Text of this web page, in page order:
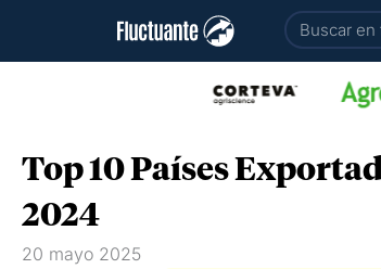
Buscar
Top 10 Países
2024
20 mayo 2025